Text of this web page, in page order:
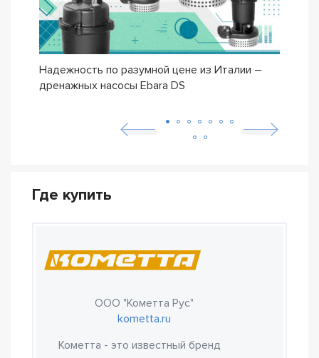
Надежность по разумной цене из Италии –
дренажных насосы Ebara DS
Где купить
ООО "Кометта Рус"
kometta.ru
Кометта - это известный бренд